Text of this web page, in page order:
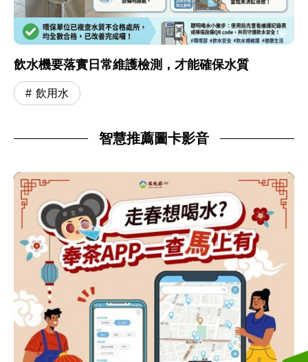
飲水機要落實日常維護檢測，才能確保水質
飲用水
智慧推薦圖卡影音